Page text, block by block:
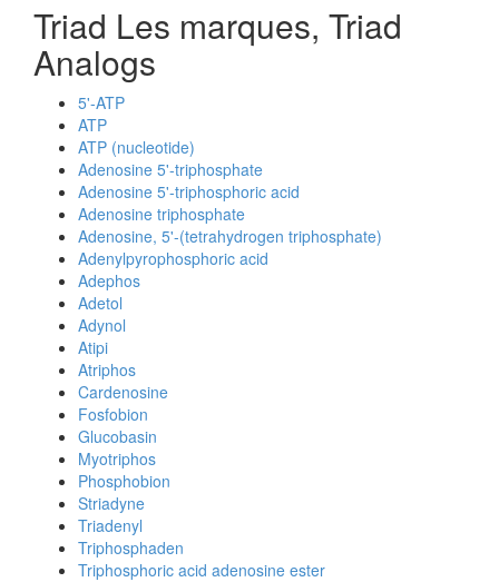
Triad Les marques, Triad
Analogs
5'-ATP
ATP
ATP (nucleotide)
Adenosine 5'-triphosphate
Adenosine 5'-triphosphoric acid
Adenosine triphosphate
Adenosine, 5'-(tetrahydrogen triphosphate)
Adenylpyrophosphoric acid
Adephos
Adetol
Adynol
Atipi
Atriphos
Cardenosine
Fosfobion
Glucobasin
Myotriphos
Phosphobion
Striadyne
Triadenyl
Triphosphaden
Triphosphoric acid adenosine ester